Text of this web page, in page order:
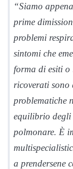
“Siamo
prime
problemi
sintomi che
forma di esiti
ricoverati sono
problematiche
equilibrio degli
polmonare. È
a prendersene